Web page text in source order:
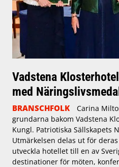
Vadstena
med
BRANSCHFOLK
Carina
grundarna bakom Vadstena
Kungl. Patriotiska Sällskapets
Utmärkelsen delas ut för
utveckla hotellet till en av
destinationer för möten,